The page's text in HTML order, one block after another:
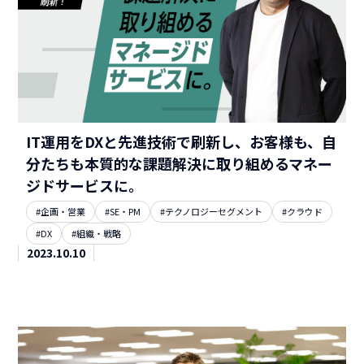
IT運用をDXと先進技術で刷新し、お客様も、自
分たちも本質的な課題解決に取り組めるマネー
ジドサービスに。
#企画・営業 #SE・PM #テクノロジーセグメント
#クラウド
#DX
#組織・戦略
2023.10.10